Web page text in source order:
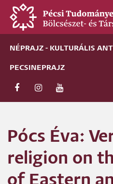
Ugrás
tartalomra
NÉPRAJZ - KULTURÁLIS
PECSINEPRAJZ
Pócs Éva:
religion on
of Eastern